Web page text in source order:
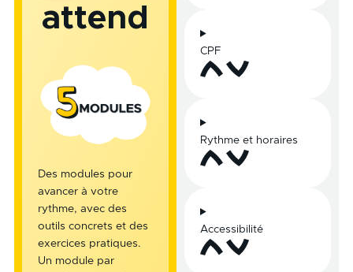
attend
Des modules pour
avancer à votre
rythme, avec des
outils concrets et des
exercices pratiques.
Un module par
CPF
Rythme et horaires
Accessibilité